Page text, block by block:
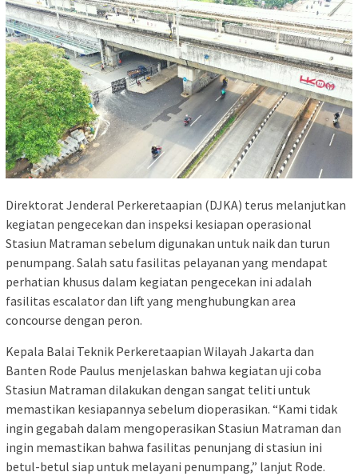
Direktorat Jenderal Perkeretaapian (DJKA) terus melanjutkan
kegiatan pengecekan dan inspeksi kesiapan operasional
Stasiun Matraman sebelum digunakan untuk naik dan turun
penumpang. Salah satu fasilitas pelayanan yang mendapat
perhatian khusus dalam kegiatan pengecekan ini adalah
fasilitas escalator dan lift yang menghubungkan area
concourse dengan peron.
Kepala Balai Teknik Perkeretaapian Wilayah Jakarta dan
Banten Rode Paulus menjelaskan bahwa kegiatan uji coba
Stasiun Matraman dilakukan dengan sangat teliti untuk
memastikan kesiapannya sebelum dioperasikan. “Kami tidak
ingin gegabah dalam mengoperasikan Stasiun Matraman dan
ingin memastikan bahwa fasilitas penunjang di stasiun ini
betul-betul siap untuk melayani penumpang,” lanjut Rode.